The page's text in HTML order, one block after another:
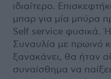
ιδιαίτερο.
μπαρ για μία μπύρα
Self service φυσικά.
Συναυλία με πρωινό
ξανακάνει, θα ήταν
συναίσθημα να